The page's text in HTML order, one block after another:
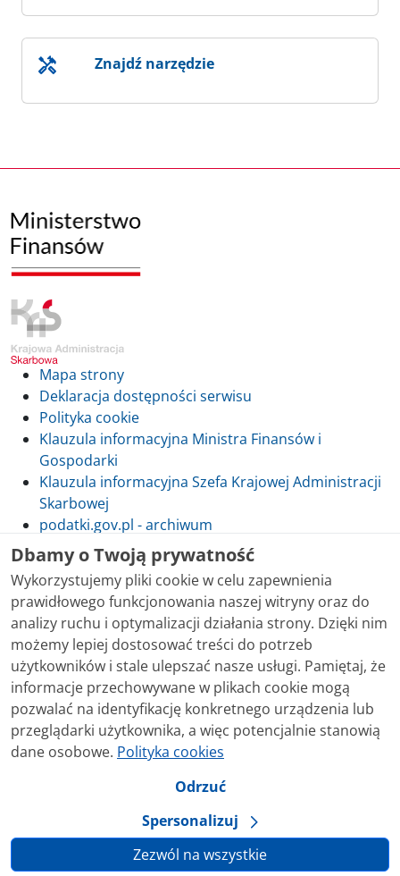
Znajdź narzędzie
Mapa strony
Deklaracja dostępności serwisu
Polityka cookie
Klauzula informacyjna Ministra Finansów i
Gospodarki
Klauzula informacyjna Szefa Krajowej Administracji
Skarbowej
podatki.gov.pl - archiwum
Skontaktuj się z nami
Treści zamieszczone w serwisie udostępniamy
bezpłatnie. Korzystanie z treści opublikowanych w
serwisie podatki.gov.pl, niezależnie od celu i sposobu
korzystania, nie wymaga zgody Ministerstwa Finansów.
Treści znaczone w serwisie jako treści będące
przedmiotem praw autorskich, o ile nie jest to
stwierdzone inaczej, są udostępniane na licencji
Ustawienia prywatności
Dbamy o Twoją prywatność
Wykorzystujemy pliki cookie w celu zapewnienia
prawidłowego funkcjonowania naszej witryny oraz do
analizy ruchu i optymalizacji działania strony. Dzięki nim
możemy lepiej dostosować treści do potrzeb
użytkowników i stale ulepszać nasze usługi. Pamiętaj, że
informacje przechowywane w plikach cookie mogą
pozwalać na identyfikację konkretnego urządzenia lub
przeglądarki użytkownika, a więc potencjalnie stanowią
dane osobowe. Polityka cookies
Odrzuć
Spersonalizuj
Zezwól na wszystkie